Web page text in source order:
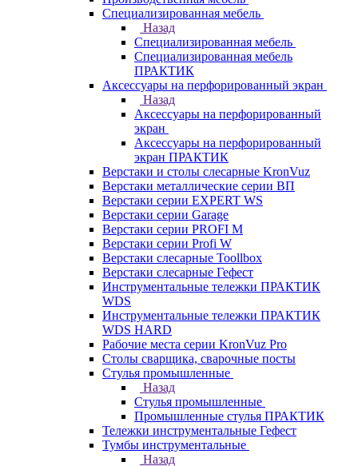
Cпециализированная мебель
Назад
Cпециализированная мебель
Специализированная мебель
ПРАКТИК
Аксессуары на перфорированный экран
Назад
Аксессуары на перфорированный
экран
Аксессуары на перфорированный
экран ПРАКТИК
Верстаки и столы слесарные KronVuz
Верстаки металлические серии ВП
Верстаки серии EXPERT WS
Верстаки серии Garage
Верстаки серии PROFI M
Верстаки серии Profi W
Верстаки слесарные Toollbox
Верстаки слесарные Гефест
Инструментальные тележки ПРАКТИК
WDS
Инструментальные тележки ПРАКТИК
WDS HARD
Рабочие места серии KronVuz Pro
Столы сварщика, сварочные посты
Стулья промышленные
Назад
Стулья промышленные
Промышленные стулья ПРАКТИК
Тележки инструментальные Гефест
Тумбы инструментальные
Назад